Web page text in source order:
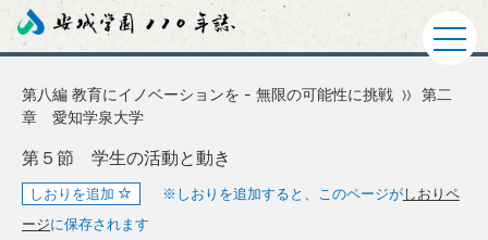
第八編 教育にイノベーションを - 無限の可能性に挑戦
第二
章 愛知学泉大学
第５節 学生の活動と動き
しおりを追加 ※しおりを追加すると、このページがしおりペ
ージに保存されます